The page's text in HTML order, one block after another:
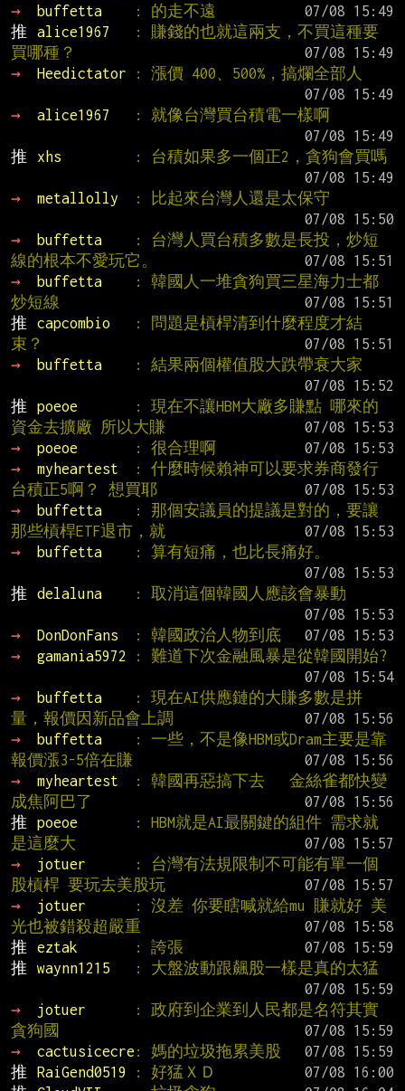
→
buffetta : 的走不遠
推
alice1967
: 賺錢的也就這兩支，不買這種要
買哪種？
→
Heedictator
: 漲價 400、500%，搞爛全部人
→
alice1967
: 就像台灣買台積電一樣啊
推
xhs
: 台積如果多一個正2，貪狗會買嗎
→
metallolly
: 比起來台灣人還是太保守
→
buffetta
: 台灣人買台積多數是長投，炒短
線的根本不愛玩它。
→
buffetta
: 韓國人一堆貪狗買三星海力士都
炒短線
推
capcombio
: 問題是槓桿清到什麼程度才結
束？
→
buffetta
: 結果兩個權值股大跌帶衰大家
推
poeoe
: 現在不讓HBM大廠多賺點 哪來的
資金去擴廠 所以大賺
→
poeoe : 很合理啊
→
myheartest
: 什麼時候賴神可以要求券商發行
台積正5啊？ 想買耶
→
buffetta
: 那個安議員的提議是對的，要讓
那些槓桿ETF退市，就
→
buffetta
: 算有短痛，也比長痛好。
推
delaluna
: 取消這個韓國人應該會暴動
→
DonDonFans : 韓國政治人物到底
→
gamania5972
: 難道下次金融風暴是從韓國開始?
→
buffetta
: 現在AI供應鏈的大賺多數是拼
量，報價因新品會上調
→
buffetta
: 一些，不是像HBM或Dram主要是靠
報價漲3-5倍在賺
→
myheartest
: 韓國再惡搞下去   金絲雀都快變
成焦阿巴了
推
poeoe
: HBM就是AI最關鍵的組件 需求就
是這麼大
→
jotuer
: 台灣有法規限制不可能有單一個
股槓桿 要玩去美股玩
→
jotuer
: 沒差 你要瞎喊就給mu 賺就好 美
光也被錯殺超嚴重
推
eztak : 誇張
推
waynn1215
: 大盤波動跟飆股一樣是真的太猛
→
jotuer
: 政府到企業到人民都是名符其實
貪狗國
→
cactusicecre : 媽的垃圾拖累美股
推
RaiGend0519 : 好猛ＸＤ